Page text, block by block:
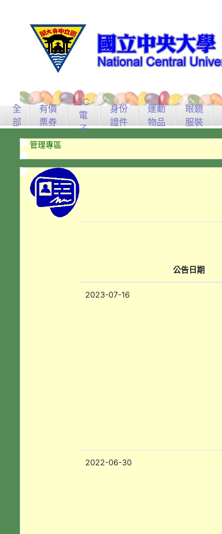
全
部
有價
票券
3C
電
子
身份
證件
運動
物品
眼鏡
服裝
管理專區
公告日期
2023-07-16
2022-06-30